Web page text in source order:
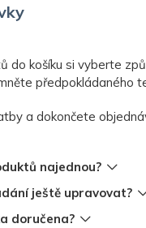
změnit údaje
jiné prvky grafiky
rozměr
do košíku si vyberte
předpokládaného
a dokončete
najednou?
ještě upravovat?
doručena?